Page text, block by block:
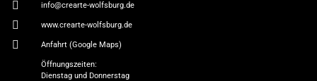
info@crearte-wolfsburg.de
www.crearte-wolfsburg.de
Anfahrt (Google Maps)
Öffnungszeiten:
Dienstag und Donnerstag